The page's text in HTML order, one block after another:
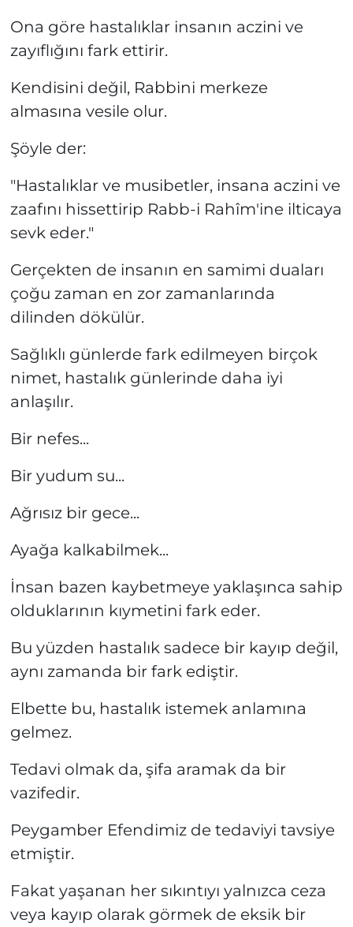
Ona göre hastalıklar insanın aczini ve
zayıflığını fark ettirir.
Kendisini değil, Rabbini merkeze
almasına vesile olur.
Şöyle der:
"Hastalıklar ve musibetler, insana aczini ve
zaafını hissettirip Rabb-i Rahîm'ine ilticaya
sevk eder."
Gerçekten de insanın en samimi duaları
çoğu zaman en zor zamanlarında
dilinden dökülür.
Sağlıklı günlerde fark edilmeyen birçok
nimet, hastalık günlerinde daha iyi
anlaşılır.
Bir nefes...
Bir yudum su...
Ağrısız bir gece...
Ayağa kalkabilmek...
İnsan bazen kaybetmeye yaklaşınca sahip
olduklarının kıymetini fark eder.
Bu yüzden hastalık sadece bir kayıp değil,
aynı zamanda bir fark ediştir.
Elbette bu, hastalık istemek anlamına
gelmez.
Tedavi olmak da, şifa aramak da bir
vazifedir.
Peygamber Efendimiz de tedaviyi tavsiye
etmiştir.
Fakat yaşanan her sıkıntıyı yalnızca ceza
veya kayıp olarak görmek de eksik bir